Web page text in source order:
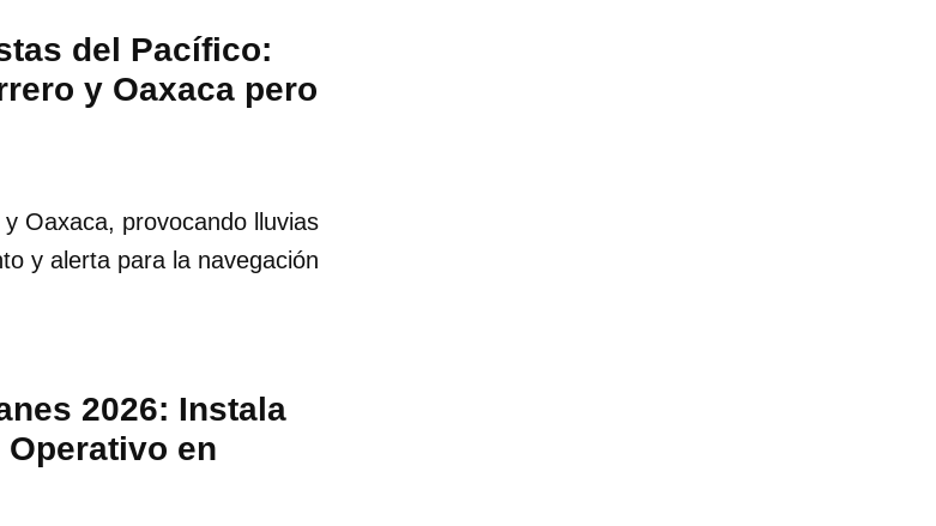
del Pacífico:
y Oaxaca pero
Oaxaca, provocando lluvias
y alerta para la navegación
2026: Instala
Operativo en